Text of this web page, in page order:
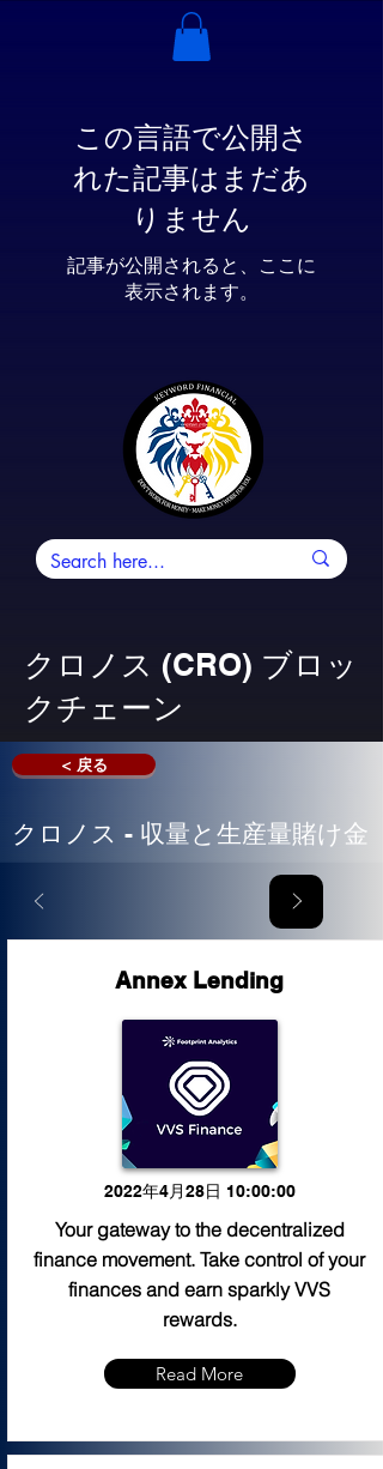
この言語で公開さ
れた記事はまだあ
りません
記事が公開されると、ここに
表示されます。
クロノス (CRO) ブロッ
クチェーン
< 戻る
クロノス - 収量と生産量賭け金
Annex Lending
2022年4月28日 10:00:00
Your gateway to the decentralized
finance movement. Take control of your
finances and earn sparkly VVS
rewards.
Read More